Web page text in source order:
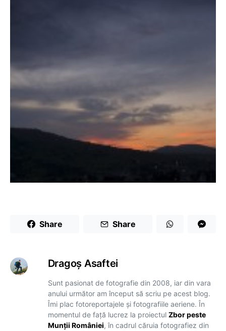
Share Share
Dragoş Asaftei
Sunt pasionat de fotografie din 2008, iar din vara
anului următor am început să scriu pe acest blog.
Îmi plac fotoreportajele și fotografiile aeriene. În
momentul de față lucrez la proiectul Zbor peste
Munții României, în cadrul căruia fotografiez din